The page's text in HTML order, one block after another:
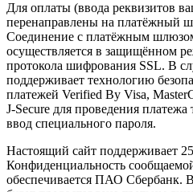
Для оплаты (ввода реквизитов
перенаправлены на платёжный
Соединение с платёжным
осуществляется в защищённом
протокола шифрования SSL. В
поддерживает технологию
платежей Verified By Visa,
J-Secure для проведения
ввод специального пароля.
Настоящий сайт поддерживает
Конфиденциальность
обеспечивается ПАО Сбербанк.